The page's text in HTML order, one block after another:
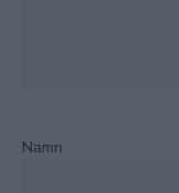
Namn